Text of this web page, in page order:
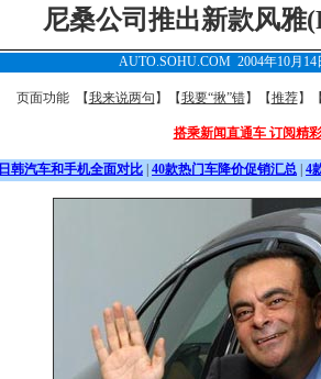
尼桑公司推出新款风雅
AUTO.SOHU.COM 2004年10月
页面功能 【我来说两句 】【我要“揪”错】【推荐】
搭乘新闻直通车 订阅精
日韩汽车和手机全面对比 40款热门车降价促销汇总 4